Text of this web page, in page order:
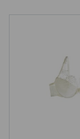
simone
alusasut,
rintaliivit